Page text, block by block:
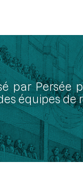
par Persée
équipes de